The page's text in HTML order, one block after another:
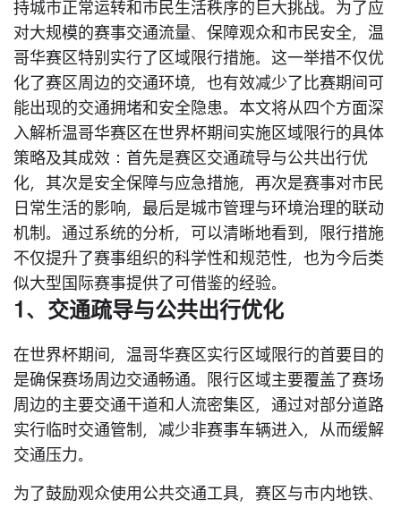
持城市正常运转和市民生活秩序的巨大挑战。为了应
对大规模的赛事交通流量、保障观众和市民安全，温
哥华赛区特别实行了区域限行措施。这一举措不仅优
化了赛区周边的交通环境，也有效减少了比赛期间可
能出现的交通拥堵和安全隐患。本文将从四个方面深
入解析温哥华赛区在世界杯期间实施区域限行的具体
策略及其成效：首先是赛区交通疏导与公共出行优
化，其次是安全保障与应急措施，再次是赛事对市民
日常生活的影响，最后是城市管理与环境治理的联动
机制。通过系统的分析，可以清晰地看到，限行措施
不仅提升了赛事组织的科学性和规范性，也为今后类
似大型国际赛事提供了可借鉴的经验。
1、交通疏导与公共出行优化
在世界杯期间，温哥华赛区实行区域限行的首要目的
是确保赛场周边交通畅通。限行区域主要覆盖了赛场
周边的主要交通干道和人流密集区，通过对部分道路
实行临时交通管制，减少非赛事车辆进入，从而缓解
交通压力。
为了鼓励观众使用公共交通工具，赛区与市内地铁、